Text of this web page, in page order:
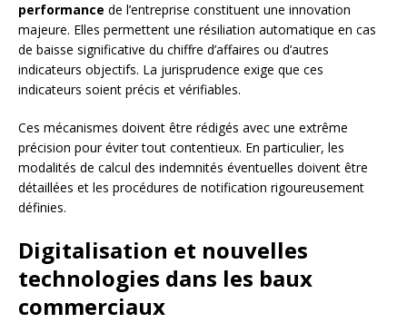
performance de l’entreprise constituent une innovation
majeure. Elles permettent une résiliation automatique en cas
de baisse significative du chiffre d’affaires ou d’autres
indicateurs objectifs. La jurisprudence exige que ces
indicateurs soient précis et vérifiables.
Ces mécanismes doivent être rédigés avec une extrême
précision pour éviter tout contentieux. En particulier, les
modalités de calcul des indemnités éventuelles doivent être
détaillées et les procédures de notification rigoureusement
définies.
Digitalisation et nouvelles
technologies dans les baux
commerciaux